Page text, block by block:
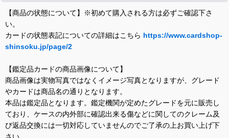
【商品の状態について】※初めて購入される方は必ずご確認下さ
い。
カードの状態表記についての詳細はこちら https://www.cardshop-
shinsoku.jp/page/2
【鑑定品カードの商品画像について】
商品画像は実物写真ではなくイメージ写真となりますが、グレード
やカードは商品名の通りとなります。
本品は鑑定品となります。鑑定機関が定めたグレードを元に販売し
ており、ケースの内外部に確認出来る傷などに関してのクレーム及
び返品交換には一切対応していませんのでご了承の上お買い上げ下